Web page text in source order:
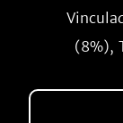
(8%),